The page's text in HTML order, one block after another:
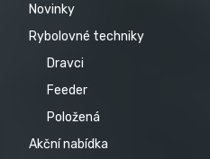
Novinky
Rybolovné techniky
Dravci
Feeder
Položená
Akční nabídka